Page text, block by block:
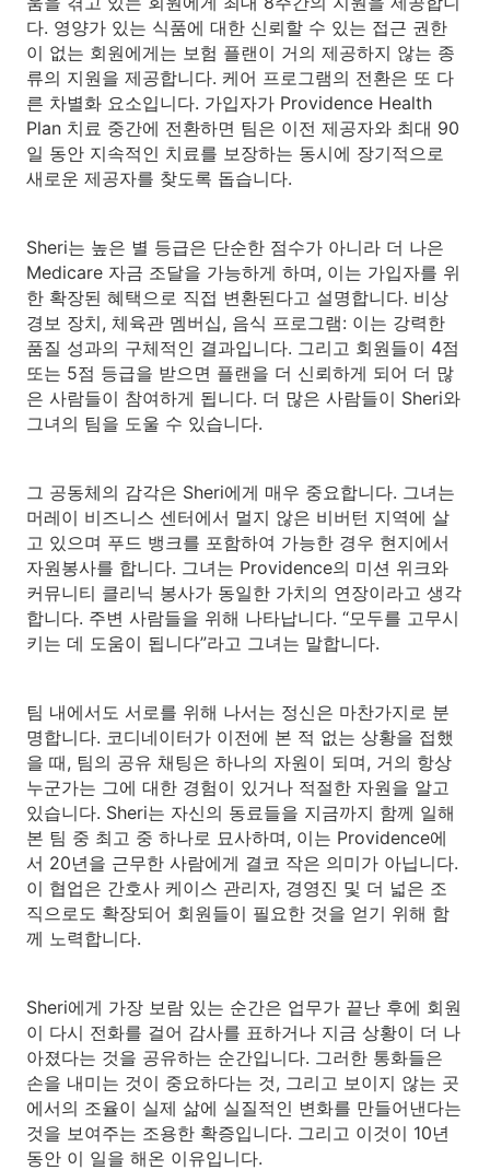
다. 영양가 있는 식품에 대한 신뢰할 수 있는 접근 권한
이 없는 회원에게는 보험 플랜이 거의 제공하지 않는 종
류의 지원을 제공합니다. 케어 프로그램의 전환은 또 다
른 차별화 요소입니다. 가입자가 Providence Health
Plan 치료 중간에 전환하면 팀은 이전 제공자와 최대 90
일 동안 지속적인 치료를 보장하는 동시에 장기적으로
새로운 제공자를 찾도록 돕습니다.
Sheri는 높은 별 등급은 단순한 점수가 아니라 더 나은
Medicare 자금 조달을 가능하게 하며, 이는 가입자를 위
한 확장된 혜택으로 직접 변환된다고 설명합니다. 비상
경보 장치, 체육관 멤버십, 음식 프로그램: 이는 강력한
품질 성과의 구체적인 결과입니다. 그리고 회원들이 4점
또는 5점 등급을 받으면 플랜을 더 신뢰하게 되어 더 많
은 사람들이 참여하게 됩니다. 더 많은 사람들이 Sheri와
그녀의 팀을 도울 수 있습니다.
그 공동체의 감각은 Sheri에게 매우 중요합니다. 그녀는
머레이 비즈니스 센터에서 멀지 않은 비버턴 지역에 살
고 있으며 푸드 뱅크를 포함하여 가능한 경우 현지에서
자원봉사를 합니다. 그녀는 Providence의 미션 위크와
커뮤니티 클리닉 봉사가 동일한 가치의 연장이라고 생각
합니다. 주변 사람들을 위해 나타납니다. “모두를 고무시
키는 데 도움이 됩니다”라고 그녀는 말합니다.
팀 내에서도 서로를 위해 나서는 정신은 마찬가지로 분
명합니다. 코디네이터가 이전에 본 적 없는 상황을 접했
을 때, 팀의 공유 채팅은 하나의 자원이 되며, 거의 항상
누군가는 그에 대한 경험이 있거나 적절한 자원을 알고
있습니다. Sheri는 자신의 동료들을 지금까지 함께 일해
본 팀 중 최고 중 하나로 묘사하며, 이는 Providence에
서 20년을 근무한 사람에게 결코 작은 의미가 아닙니다.
이 협업은 간호사 케이스 관리자, 경영진 및 더 넓은 조
직으로도 확장되어 회원들이 필요한 것을 얻기 위해 함
께 노력합니다.
Sheri에게 가장 보람 있는 순간은 업무가 끝난 후에 회원
이 다시 전화를 걸어 감사를 표하거나 지금 상황이 더 나
아졌다는 것을 공유하는 순간입니다. 그러한 통화들은
손을 내미는 것이 중요하다는 것, 그리고 보이지 않는 곳
에서의 조율이 실제 삶에 실질적인 변화를 만들어낸다는
것을 보여주는 조용한 확증입니다. 그리고 이것이 10년
동안 이 일을 해온 이유입니다.